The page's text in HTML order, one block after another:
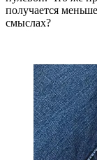
получается
смыслах?